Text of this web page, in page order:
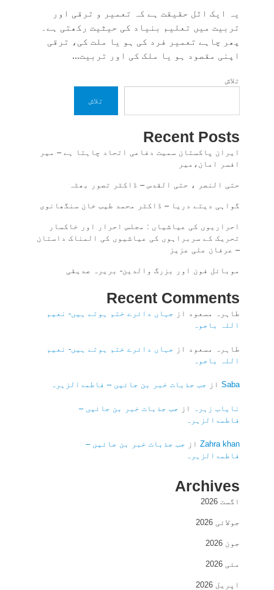
یہ ایک اٹل حقیقت ہے کہ تعمیر و ترقی اور
تربیت میں تعلیم بنیاد کی حیثیت رکھتی ہے۔
پھر چاہے تعمیر فرد کی ہو یا ملت کی، ترقی
اپنی مقصود ہو یا ملک کی اور تربیت...
تلاش
تلاش
Recent Posts
ایران پاکستان سمیت دفاعی اتحاد چاہتا ہے – میر
افسر امان،میر
حتی النصر ، حتی القدس – ڈاکٹر تصور بھٹہ
گواہی دیتے دریا – ڈاکٹر محمد طیب خان سنگھانوی
احراریوں کی عیاشیاں : مجلس احرار اور خاکسار
تحریک کے سربراہوں کی عیاشیوں کی المناک داستان
– عرفان علی عزیز
موبائل فون اور بزرگ والدین- بریرہ صدیقی
Recent Comments
طاہرہ مسعود از جہاں دائرے ختم ہوتے ہیں- نعیم
اللہ باجوہ
طاہرہ مسعود از جہاں دائرے ختم ہوتے ہیں- نعیم
اللہ باجوہ
Saba از جب جذبات خبر بن جائیں – فاطمۃالزہرہ
نایاب زہرہ از جب جذبات خبر بن جائیں –
فاطمۃالزہرہ
Zahra khan از جب جذبات خبر بن جائیں –
فاطمۃالزہرہ
Archives
اگست 2026
جولائی 2026
جون 2026
مئی 2026
اپریل 2026